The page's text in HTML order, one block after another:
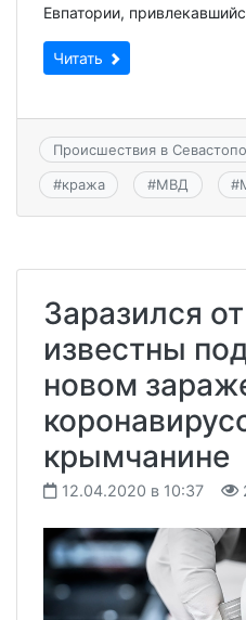
Евпатории,
Читать
Происшествия в
#кража #МВД #
Заразился
известны
новом
крымчанине
12.04.2020 в 10:37